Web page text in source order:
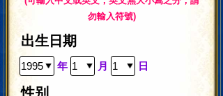
勿輸入符號)
出生日期
年 月 日
性别